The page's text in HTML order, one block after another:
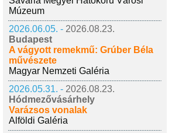
Múzeum
2026.06.05. - 2026.08.23.
Budapest
A vágyott remekmű: Grúber Béla
művészete
Magyar Nemzeti Galéria
2026.05.31. - 2026.08.23.
Hódmezővásárhely
Varázsos vonalak
Alföldi Galéria